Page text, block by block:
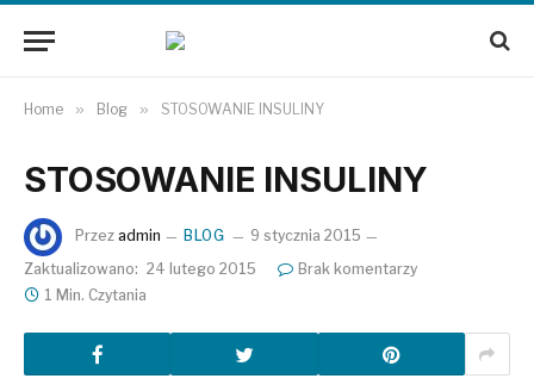
Home » Blog » STOSOWANIE INSULINY
STOSOWANIE INSULINY
Przez admin BLOG
9 stycznia 2015
Zaktualizowano: 24 lutego 2015
Brak komentarzy
1 Min. Czytania